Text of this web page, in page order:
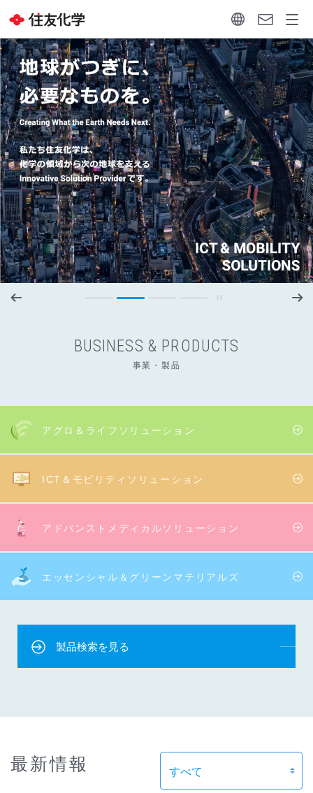
BUSINESS & PRODUCTS
事業・製品
アグロ＆ライフ ソリューション
ICT＆モビリティ ソリューション
アドバンストメディカルソリューション
エッセンシャル＆ グリーンマテリアルズ
製品検索を見る
最新情報